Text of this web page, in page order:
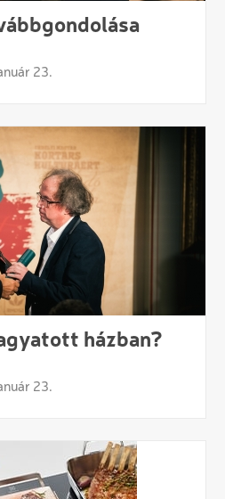
23.
házban?
23.